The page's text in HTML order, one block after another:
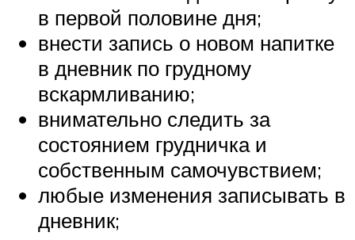
в первой половине дня;
внести запись о новом напитке
в дневник по грудному
вскармливанию;
внимательно следить за
состоянием грудничка и
собственным самочувствием;
любые изменения записывать в
дневник;